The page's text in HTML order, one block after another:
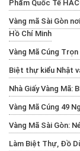
Phẩm Quốc Tế
Vàng mã Sài Gòn
Hồ Chí Minh
Vàng Mã Cúng
Biệt thự kiểu Nhật
Nhà Giấy Vàng Mã:
Vàng Mã Cúng 49
Vàng Mã Sài Gòn:
Làm Biệt Thự, Đồ